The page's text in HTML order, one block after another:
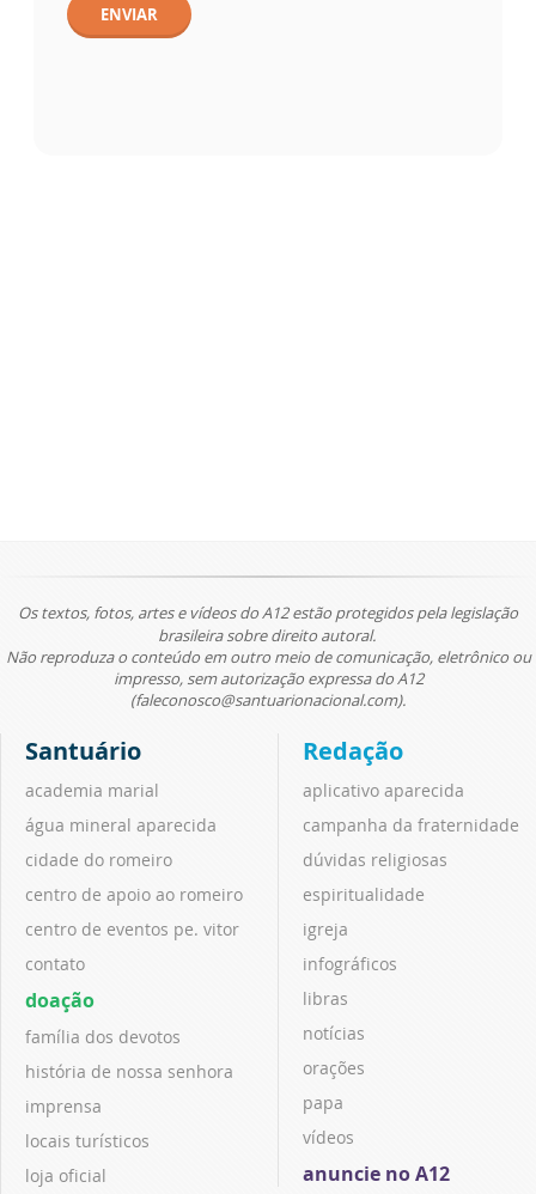
ENVIAR
Os textos, fotos, artes e vídeos do A12 estão protegidos pela legislação
brasileira sobre direito autoral.
Não reproduza o conteúdo em outro meio de comunicação, eletrônico ou
impresso, sem autorização expressa do A12
(faleconosco@santuarionacional.com).
Santuário
academia marial
água mineral aparecida
cidade do romeiro
centro de apoio ao romeiro
centro de eventos pe. vitor
contato
doação
família dos devotos
história de nossa senhora
imprensa
locais turísticos
loja oficial
Redação
aplicativo aparecida
campanha da fraternidade
dúvidas religiosas
espiritualidade
igreja
infográficos
libras
notícias
orações
papa
vídeos
anuncie no A12